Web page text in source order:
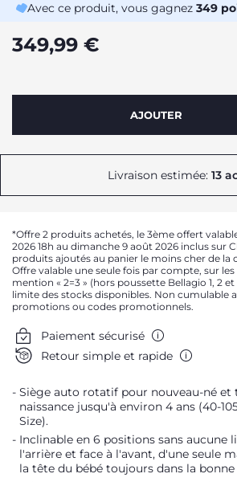
Avec ce produit, vous gagnez 349
349,99 €
AJOUTER
Livraison estimée: 13
*Offre 2 produits achetés, le 3ème offert
2026 18h au dimanche 9 août 2026 inclus sur
produits ajoutés au panier le moins cher de la
Offre valable une seule fois par compte, sur
mention « 2=3 » (hors poussette Bellagio 1, 2
limite des stocks disponibles. Non cumulable
promotions ou codes promotionnels.
Paiement sécurisé
Retour simple et rapide
Siège auto rotatif pour nouveau-né et
naissance jusqu'à environ 4 ans (40-
Size).
Inclinable en 6 positions sans aucune
l'arrière et face à l'avant, d'une seule
la tête du bébé toujours dans la